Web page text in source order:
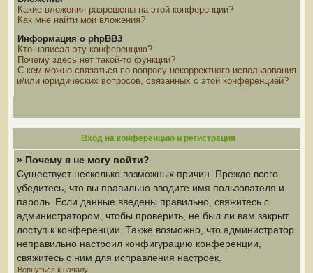
Какие вложения разрешены на этой конференции?
Как мне найти мои вложения?
Информация о phpBB3
Кто написал эту конференцию?
Почему здесь нет такой-то функции?
С кем можно связаться по вопросу некорректного использования
и/или юридических вопросов, связанных с этой конференцией?
Вход на конференцию и регистрация
» Почему я не могу войти?
Существует несколько возможных причин. Прежде всего
убедитесь, что вы правильно вводите имя пользователя и
пароль. Если данные введены правильно, свяжитесь с
администратором, чтобы проверить, не был ли вам закрыт
доступ к конференции. Также возможно, что администратор
неправильно настроил конфигурацию конференции,
свяжитесь с ним для исправления настроек.
Вернуться к началу